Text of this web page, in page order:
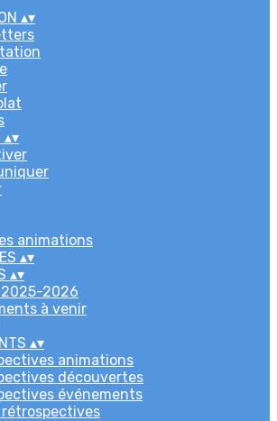
▴▾
▴▾
animations
▴▾
▴▾
2026
à venir
▴▾
animations
découvertes
événements